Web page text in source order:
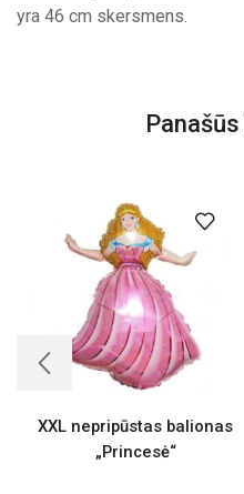
yra 46 cm skersmens.
XXL nepripūstas balionas
„Princesė“